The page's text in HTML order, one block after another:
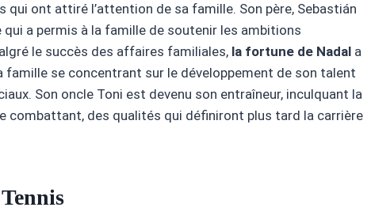
ont attiré l’attention de sa famille. Son père, Sebastián
a permis à la famille de soutenir les ambitions
le succès des affaires familiales, la fortune de Nadal a
se concentrant sur le développement de son talent
Son oncle Toni est devenu son entraîneur, inculquant la
combattant, des qualités qui définiront plus tard la carrière